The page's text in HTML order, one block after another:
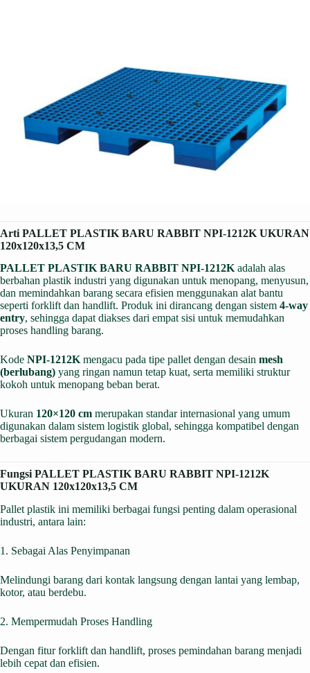
Arti PALLET PLASTIK BARU RABBIT NPI-1212K UKURAN
120x120x13,5 CM
PALLET PLASTIK BARU RABBIT NPI-1212K adalah alas
berbahan plastik industri yang digunakan untuk menopang, menyusun,
dan memindahkan barang secara efisien menggunakan alat bantu
seperti forklift dan handlift. Produk ini dirancang dengan sistem 4-way
entry, sehingga dapat diakses dari empat sisi untuk memudahkan
proses handling barang.
Kode NPI-1212K mengacu pada tipe pallet dengan desain mesh
(berlubang) yang ringan namun tetap kuat, serta memiliki struktur
kokoh untuk menopang beban berat.
Ukuran 120×120 cm merupakan standar internasional yang umum
digunakan dalam sistem logistik global, sehingga kompatibel dengan
berbagai sistem pergudangan modern.
Fungsi PALLET PLASTIK BARU RABBIT NPI-1212K
UKURAN 120x120x13,5 CM
Pallet plastik ini memiliki berbagai fungsi penting dalam operasional
industri, antara lain:
1. Sebagai Alas Penyimpanan
Melindungi barang dari kontak langsung dengan lantai yang lembap,
kotor, atau berdebu.
2. Mempermudah Proses Handling
Dengan fitur forklift dan handlift, proses pemindahan barang menjadi
lebih cepat dan efisien.